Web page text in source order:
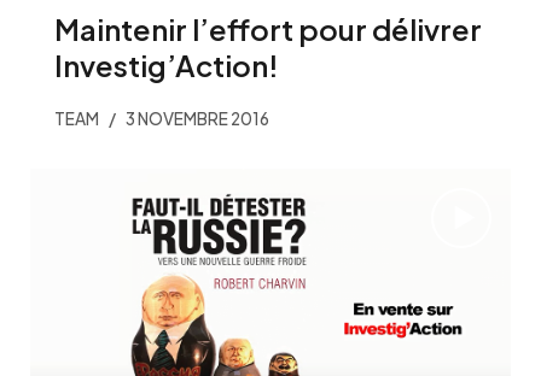
Maintenir l’effort pour délivrer
Investig’Action!
TEAM 3 NOVEMBRE 2016